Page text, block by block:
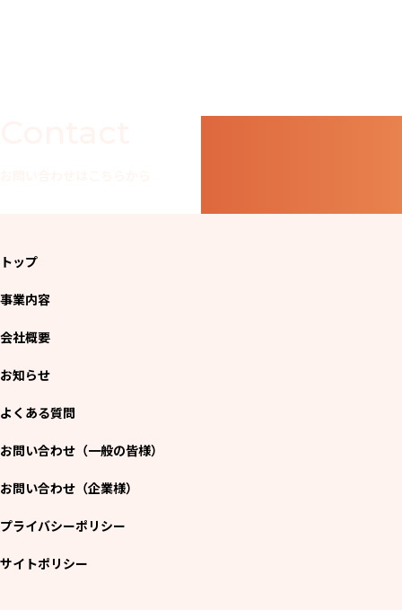
トップ
事業内容
会社概要
お知らせ
よくある質問
お問い合わせ（一般の皆様）
お問い合わせ（企業様）
プライバシーポリシー
サイトポリシー